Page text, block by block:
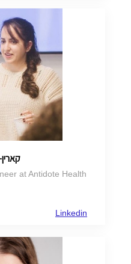
at Antidote Health
Linkedin